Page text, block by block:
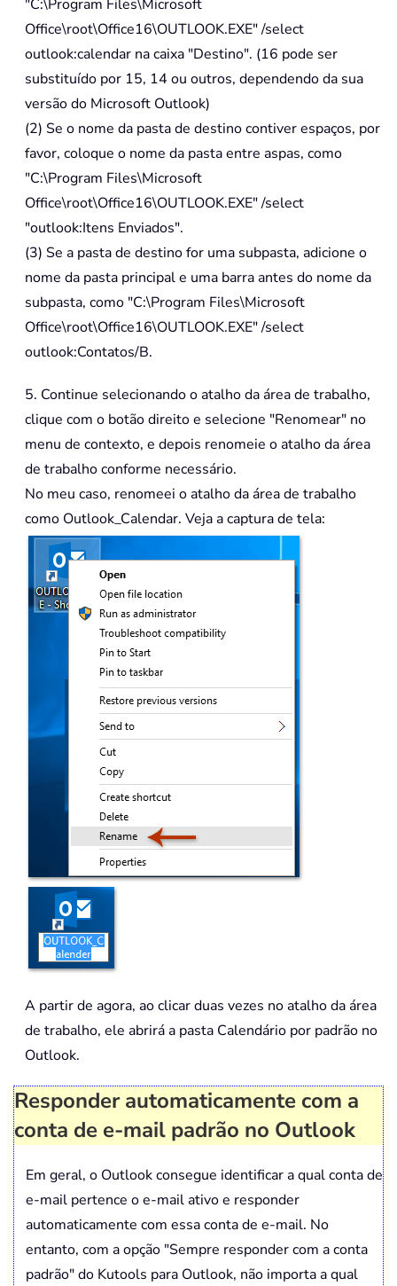
"C:\Program Files\Microsoft
Office\root\Office16\OUTLOOK.EXE" /select
outlook:calendar na caixa "Destino". (16 pode ser
substituído por 15, 14 ou outros, dependendo da sua
versão do Microsoft Outlook)
(2) Se o nome da pasta de destino contiver espaços, por
favor, coloque o nome da pasta entre aspas, como
"C:\Program Files\Microsoft
Office\root\Office16\OUTLOOK.EXE" /select
"outlook:Itens Enviados".
(3) Se a pasta de destino for uma subpasta, adicione o
nome da pasta principal e uma barra antes do nome da
subpasta, como "C:\Program Files\Microsoft
Office\root\Office16\OUTLOOK.EXE" /select
outlook:Contatos/B.
5. Continue selecionando o atalho da área de trabalho,
clique com o botão direito e selecione "Renomear" no
menu de contexto, e depois renomeie o atalho da área
de trabalho conforme necessário.
No meu caso, renomeei o atalho da área de trabalho
como Outlook_Calendar. Veja a captura de tela:
A partir de agora, ao clicar duas vezes no atalho da área
de trabalho, ele abrirá a pasta Calendário por padrão no
Outlook.
Responder automaticamente com a
conta de e-mail padrão no Outlook
Em geral, o Outlook consegue identificar a qual conta de
e-mail pertence o e-mail ativo e responder
automaticamente com essa conta de e-mail. No
entanto, com a opção "Sempre responder com a conta
padrão" do Kutools para Outlook, não importa a qual